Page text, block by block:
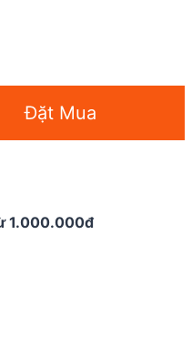
Đặt Mua
1.000.000đ